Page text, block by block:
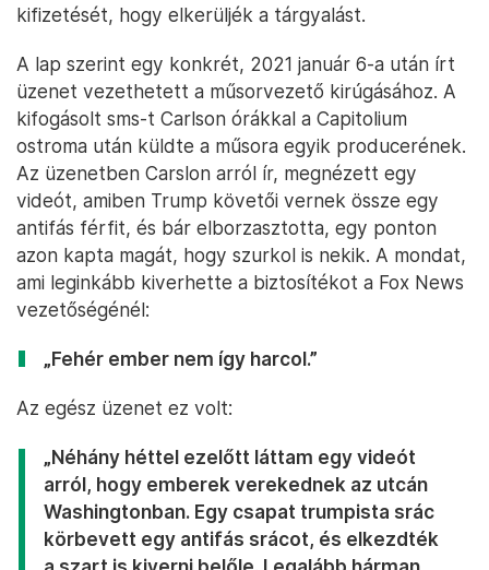
kifizetését, hogy elkerüljék a tárgyalást.
A lap szerint egy konkrét, 2021 január 6-a után írt
üzenet vezethetett a műsorvezető kirúgásához. A
kifogásolt sms-t Carlson órákkal a Capitolium
ostroma után küldte a műsora egyik producerének.
Az üzenetben Carslon arról ír, megnézett egy
videót, amiben Trump követői vernek össze egy
antifás férfit, és bár elborzasztotta, egy ponton
azon kapta magát, hogy szurkol is nekik. A mondat,
ami leginkább kiverhette a biztosítékot a Fox News
vezetőségénél:
„Fehér ember nem így harcol.”
Az egész üzenet ez volt:
„Néhány héttel ezelőtt láttam egy videót
arról, hogy emberek verekednek az utcán
Washingtonban. Egy csapat trumpista srác
körbevett egy antifás srácot, és elkezdték